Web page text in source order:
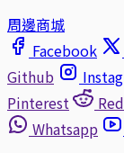
周邊商城
Facebook
Github
Pinterest
Whatsapp